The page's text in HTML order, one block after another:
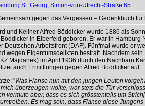
St. Georg, Simon-von-Utrecht-Straße 65
gegen das Vergessen – Gedenkbuch
und Kellner Alfred Böddicker wurde 1886 als
in Elberfeld geboren. Er war in Hamburg
Deutschen Arbeitsfront (DAF). Fünfmal wurde er
wegen Eigentumsdelikten bestraft. Nachdem
Majdanek) im April 1936 durch den Nachbarn
auch Ermittlungen gegen Alfred Böddicker auf.
"Was Flanse nun mit den jungen Leuten
überzeugen wollte, war stets die Tür
vermute aber, dass es sich grösstenteils um
Es mag sein, dass Flanse diese